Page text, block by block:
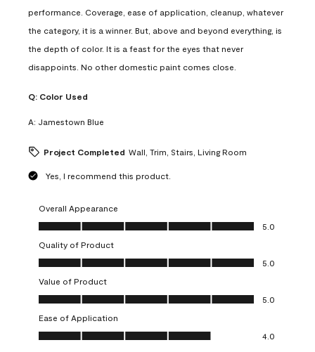
performance. Coverage, ease of application, cleanup, whatever
the category, it is a winner. But, above and beyond everything, is
the depth of color. It is a feast for the eyes that never
disappoints. No other domestic paint comes close.
Q: Color Used
A: Jamestown Blue
Project Completed Wall, Trim, Stairs, Living Room
Yes, I recommend this product.
Overall Appearance
Overall Appearance, 5.0 out of 5
5.0
Quality of Product
Quality of Product, 5.0 out of 5
5.0
Value of Product
Value of Product, 5.0 out of 5
5.0
Ease of Application
Ease of Application, 4.0 out of 5
4.0